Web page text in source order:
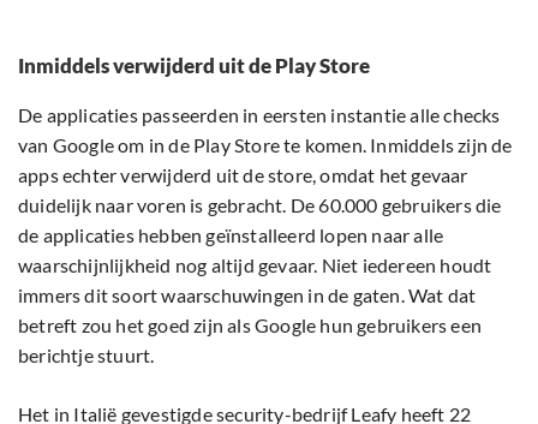
Inmiddels verwijderd uit de Play Store
De applicaties passeerden in eersten instantie alle checks
van Google om in de Play Store te komen. Inmiddels zijn de
apps echter verwijderd uit de store, omdat het gevaar
duidelijk naar voren is gebracht. De 60.000 gebruikers die
de applicaties hebben geïnstalleerd lopen naar alle
waarschijnlijkheid nog altijd gevaar. Niet iedereen houdt
immers dit soort waarschuwingen in de gaten. Wat dat
betreft zou het goed zijn als Google hun gebruikers een
berichtje stuurt.
Het in Italië gevestigde security-bedrijf Leafy heeft 22